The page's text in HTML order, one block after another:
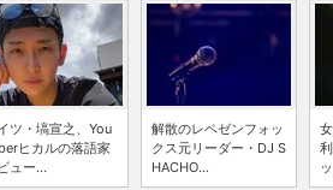
ツ・塙宣之、You
ヒカルの落語家
ュー...
解散のレペゼンフォッ
クス元リーダー・DJ S
HACHO...